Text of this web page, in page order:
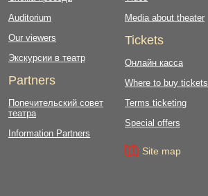
Auditorium
Our viewers
Экскурсии в театр
Partners
Попечительский совет
театра
Information Partners
Media about theater
Tickets
Онлайн касса
Where to buy tickets
Terms ticketing
Special offers
Site map